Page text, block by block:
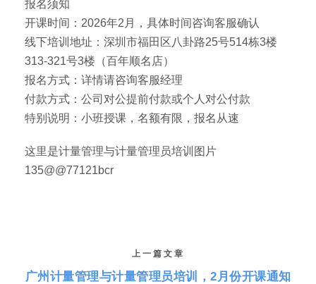
报名须知
开课时间：2026年2月，具体时间咨询客服确认
线下培训地址：深圳市福田区八卦路25号514栋3楼
313-321号3楼（百年顺名店）
报名方式：详情请咨询客服经理
付款方式：公司对公提前付款或个人对公付款
特别说明：小班授课，名额有限，报名从速
这里是计量管理与计量管理员培训图片
135@@77121bcr
上一篇文章
广州计量管理与计量管理员培训，2月份开课通知